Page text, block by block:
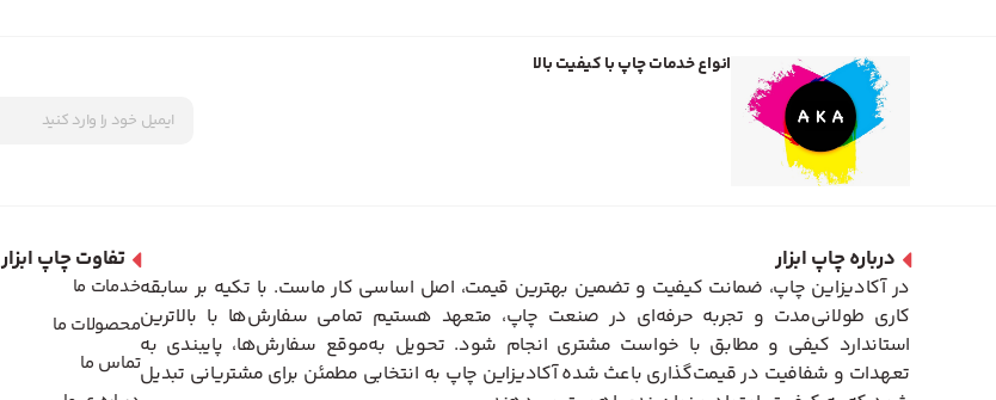
انواع خدمات چاپ با کیفیت بالا
درباره چاپ ابزار
در آکادیزاین چاپ، ضمانت کیفیت و تضمین بهترین قیمت، اصل اساسی کار ماست. با تکیه بر سابقه
کاری طولانی‌مدت و تجربه حرفه‌ای در صنعت چاپ، متعهد هستیم تمامی سفارش‌ها با بالاترین
استاندارد کیفی و مطابق با خواست مشتری انجام شود. تحویل به‌موقع سفارش‌ها، پایبندی به
تعهدات و شفافیت در قیمت‌گذاری باعث شده آکادیزاین چاپ به انتخابی مطمئن برای مشتریانی تبدیل
تفاوت چاپ ابزار
خدمات ما
محصولات ما
تماس ما